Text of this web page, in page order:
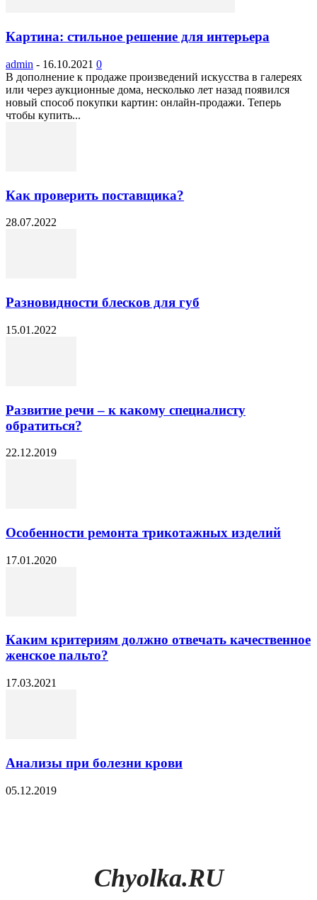
Картина: стильное решение для интерьера
admin - 16.10.2021 0
В дополнение к продаже произведений искусства в галереях
или через аукционные дома, несколько лет назад появился
новый способ покупки картин: онлайн-продажи. Теперь
чтобы купить...
Как проверить поставщика?
28.07.2022
Разновидности блесков для губ
15.01.2022
Развитие речи – к какому специалисту
обратиться?
22.12.2019
Особенности ремонта трикотажных изделий
17.01.2020
Каким критериям должно отвечать качественное
женское пальто?
17.03.2021
Анализы при болезни крови
05.12.2019
Chyolka.RU